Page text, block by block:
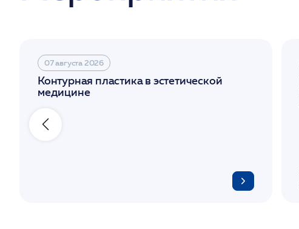
07 августа 2026
Контурная пластика в эстетической
медицине